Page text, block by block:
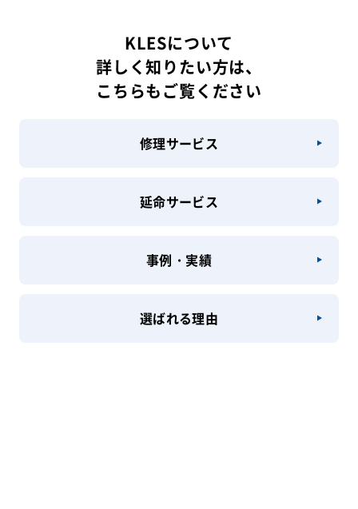
KLESについて
詳しく知りたい方は、
こちらもご覧ください
修理サービス
延命サービス
事例・実績
選ばれる理由